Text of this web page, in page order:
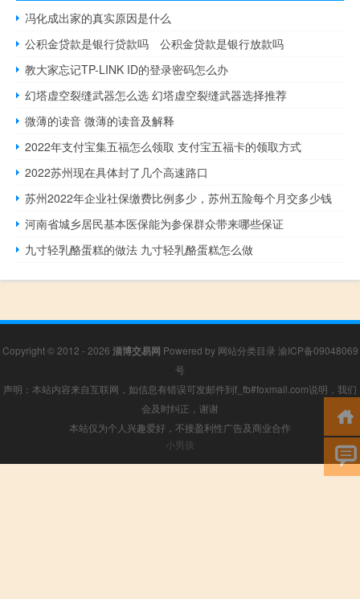
冯化成出家的真实原因是什么
公积金贷款是银行贷款吗 公积金贷款是银行放款吗
教大家忘记TP-LINK ID的登录密码怎么办
幻塔虚空裂缝武器怎么选 幻塔虚空裂缝武器选择推荐
微薄的读音 微薄的读音及解释
2022年支付宝集五福怎么领取 支付宝五福卡的领取方式
2022苏州现在具体封了几个高速路口
苏州2022年企业社保缴费比例多少，苏州五险每个月交多少钱
河南省城乡居民基本医保能为参保群众带来哪些保证
九寸轻乳酪蛋糕的做法 九寸轻乳酪蛋糕怎么做
Copyright © 2012 - 2026 淄博交易网 Powered by 网站分类目录 渝ICP备09048069
号
声明：本站内容来自互联网，如信息有错误可发邮件到f_fb#foxmail.com说明，我们
会及时纠正，谢谢
本站仅为个人兴趣爱好，不接盈利性广告及商业合作
小男孩